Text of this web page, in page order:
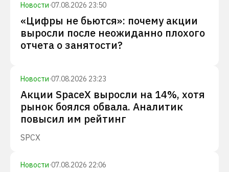
Новости·07.08.2026 23:50
«Цифры не бьются»: почему акции
выросли после неожиданно плохого
отчета о занятости?
Новости·07.08.2026 23:23
Акции SpaceX выросли на 14%, хотя
рынок боялся обвала. Аналитик
повысил им рейтинг
SPCX
Новости·07.08.2026 22:06